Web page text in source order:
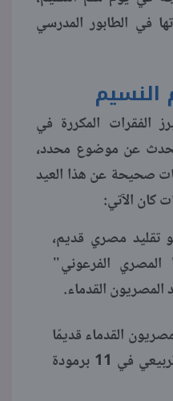
في الطابور المدرسي
الفقرات المكررة في
عن موضوع محدد،
صحيحة عن هذا العيد
كان الآتي:
تقليد مصري قديم،
الفرعوني"
المصريون القدماء.
القدماء قديمًا
بشم النسيم عند الانقلاب الربيعي في 11 برمودة